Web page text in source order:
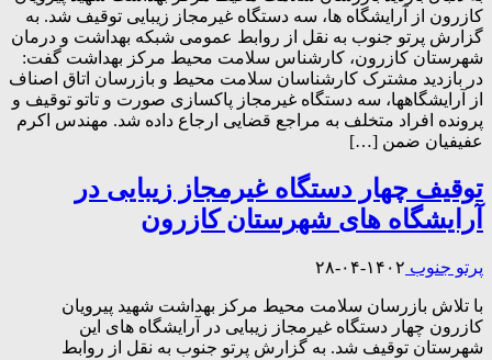
کازرون از آرایشگاه ها، سه دستگاه غیرمجاز زیبایی توقیف شد. به
گزارش پرتو جنوب به نقل از روابط عمومی شبکه بهداشت و درمان
شهرستان کازرون، کارشناس سلامت محیط مرکز بهداشت گفت:
در بازدید مشترک کارشناسان سلامت محیط و بازرسان اتاق اصناف
از آرایشگاهها، سه دستگاه غیرمجاز پاکسازی صورت و تاتو توقیف و
پرونده افراد متخلف به مراجع قضایی ارجاع داده شد. مهندس اکرم
عفیفیان ضمن […]
توقیف چهار دستگاه غیرمجاز زیبایی در
آرایشگاه های شهرستان کازرون
پرتو جنوب ۱۴۰۲-۰۴-۲۸
با تلاش بازرسان سلامت محیط مرکز بهداشت شهید پیرویان
کازرون چهار دستگاه غیرمجاز زیبایی در آرایشگاه های این
شهرستان توقیف شد. به گزارش پرتو جنوب به نقل از روابط